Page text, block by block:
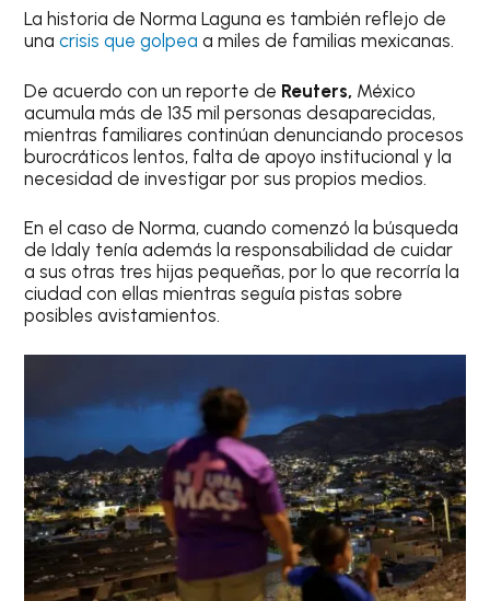
La historia de Norma Laguna es también reflejo de
unacrisis que golpea a miles de familias mexicanas.
De acuerdo con un reporte de Reuters, México
acumula más de 135 mil personas desaparecidas,
mientras familiares continúan denunciando procesos
burocráticos lentos, falta de apoyo institucional y la
necesidad de investigar por sus propios medios.
En el caso de Norma, cuando comenzó la búsqueda
de Idaly tenía además la responsabilidad de cuidar
a sus otras tres hijas pequeñas, por lo que recorría la
ciudad con ellas mientras seguía pistas sobre
posibles avistamientos.